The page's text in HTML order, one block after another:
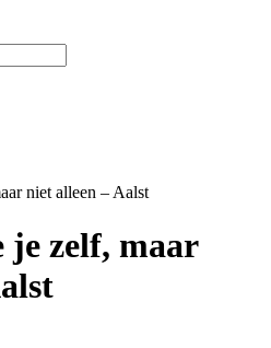
niet alleen – Aalst
je zelf, maar